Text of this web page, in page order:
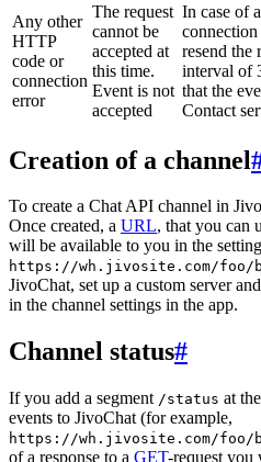
Any other
HTTP
code or
connection
error
The request
cannot be
accepted at
this time.
Event is not
accepted
In case of
resend the
interval of
that the
Contact
Creation of a channel
To create a Chat API channel in
Once created, a URL, that you can
will be available to you in the
https://wh.jivosite.com/foo/
JivoChat, set up a custom server
in the channel settings in the app.
Channel status#
If you add a segment /status at
events to JivoChat (for example,
https://wh.jivosite.com/foo/
of a response to a GET-request you